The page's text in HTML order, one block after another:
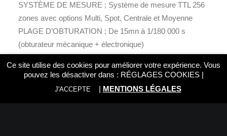
SYSTÈME DE MESURE ; Système de mesure TTL 256
zones avec options Multi, Spot, Centrale et Moyenne
PLAGE D’OBTURATION ; De 15mn à 1/180 000 s
(obturateur mécanique + électronique)
MODE D’EXPOSITION ; PASM
CORRECTION D’EXPOSITION : +/-5 EV par paliers de
Ce site utilise des cookies pour améliorer votre expérience. Vous
pouvez les désactiver dans : RÉGLAGES COOKIES|
J'ACCEPTE | MENTIONS LÉGALES